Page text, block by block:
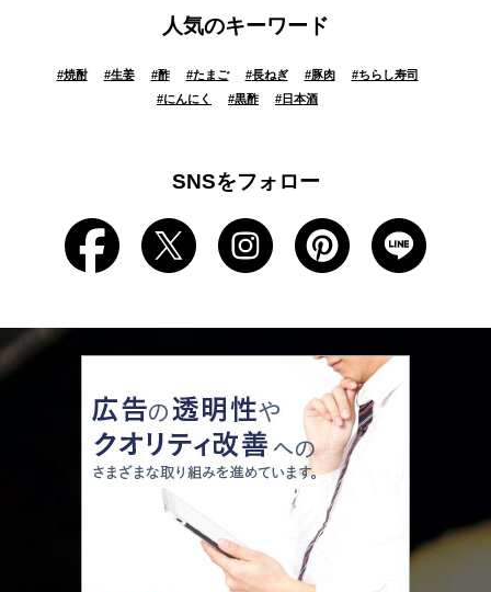
人気のキーワード
#焼酎 #生姜 #酢 #たまご #長ねぎ #豚肉 #ちらし寿司
#にんにく #黒酢 #日本酒
SNSをフォロー